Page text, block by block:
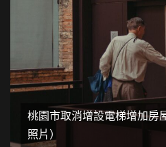
桃園市取消增設電梯增加房
照片）